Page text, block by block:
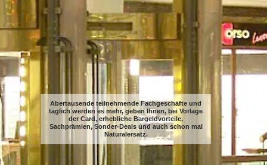
Abertausende teilnehmende Fachgeschäfte und
täglich werden es mehr, geben Ihnen, bei Vorlage
der Card, erhebliche Bargeldvorteile,
Sachprämien, Sonder-Deals und auch schon mal
Naturalersatz.